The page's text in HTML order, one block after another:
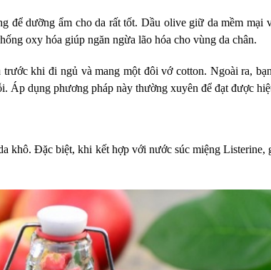
để dưỡng ẩm cho da rất tốt. Dầu olive giữ da mềm mại
oxy hóa giúp ngăn ngừa lão hóa cho vùng da chân.
khi đi ngủ và mang một đôi vớ cotton. Ngoài ra,
Áp dụng phương pháp này thường xuyên để đạt được
khô. Đặc biệt, khi kết hợp với nước súc miệng Listerine,